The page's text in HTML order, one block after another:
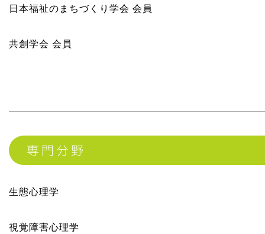
日本福祉のまちづくり学会 会員
共創学会 会員
専門分野
生態心理学
視覚障害心理学